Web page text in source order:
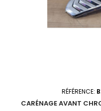
RÉFÉRENCE:
CARÉNAGE AVANT